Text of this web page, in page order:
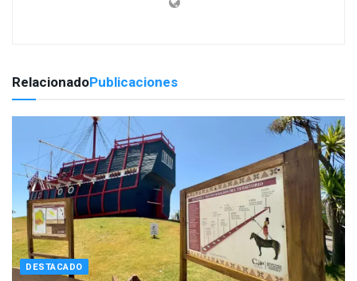
RelacionadoPublicaciones
DESTACADO